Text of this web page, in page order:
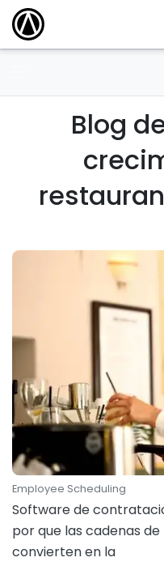
Blog
Employee Scheduling
Software de
por que las cadenas
convierten en la